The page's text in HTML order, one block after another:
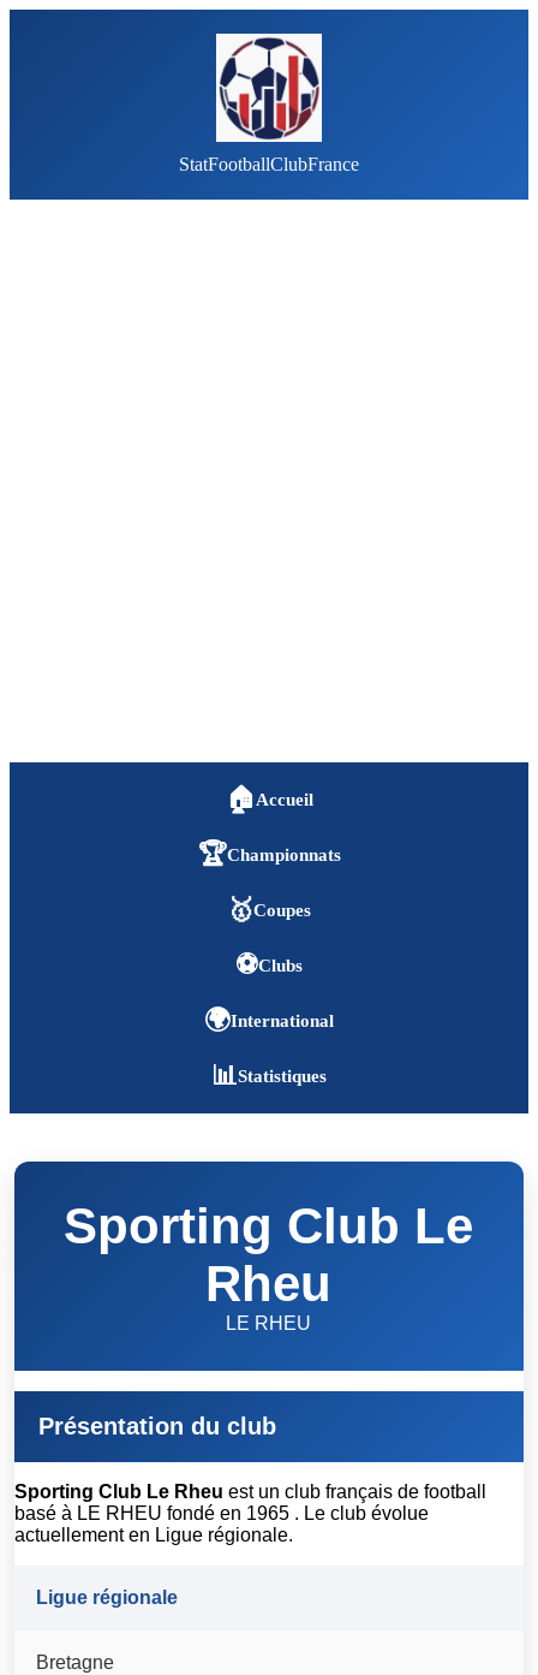
StatFootballClubFrance
🏠 Accueil
🏆Championnats
🥇Coupes
⚽Clubs
🌍International
📊Statistiques
Sporting Club Le
Rheu
LE RHEU
Présentation du club
Sporting Club Le Rheu est un club français de football
basé à LE RHEU fondé en 1965 . Le club évolue
actuellement en Ligue régionale.
Ligue régionale
Bretagne